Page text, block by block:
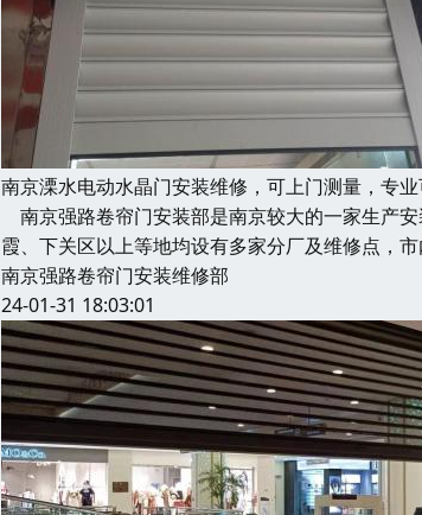
南京溧水电动水晶门安装维修，可上门测量，专
南京强路卷帘门安装部是南京较大的一家生产
霞、下关区以上等地均设有多家分厂及维修点，
南京强路卷帘门安装维修部
24-01-31 18:03:01